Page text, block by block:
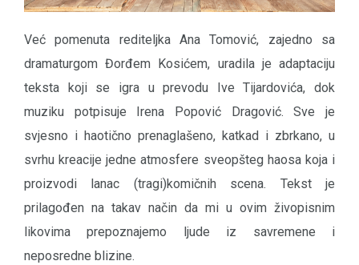
Već pomenuta rediteljka Ana Tomović, zajedno sa
dramaturgom Đorđem Kosićem, uradila je adaptaciju
teksta koji se igra u prevodu Ive Tijardovića, dok
muziku potpisuje Irena Popović Dragović. Sve je
svjesno i haotično prenaglašeno, katkad i zbrkano, u
svrhu kreacije jedne atmosfere sveopšteg haosa koja i
proizvodi lanac (tragi)komičnih scena. Tekst je
prilagođen na takav način da mi u ovim živopisnim
likovima prepoznajemo ljude iz savremene i
neposredne blizine.